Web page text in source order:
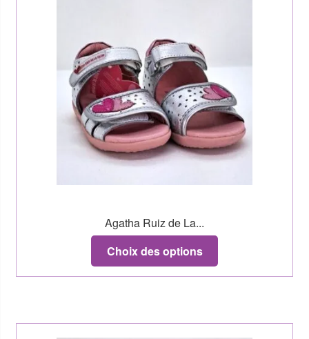
Agatha Ruiz de La...
Choix des options